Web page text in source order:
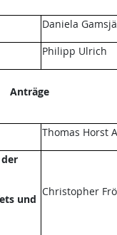
Daniela
Philipp Ulrich
Anträge
Thomas Horst
und
Christopher